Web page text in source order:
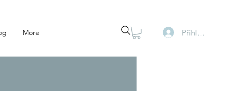
More Přihlásit se